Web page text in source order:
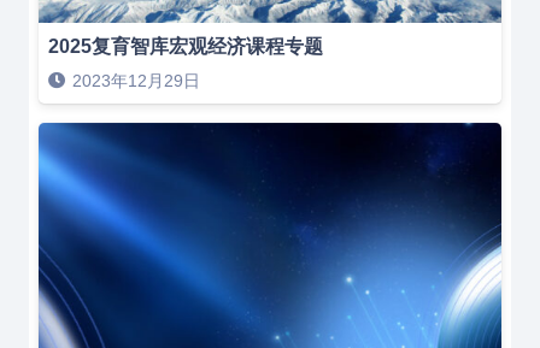
2025复育智库宏观经济课程专题
2023年12月29日